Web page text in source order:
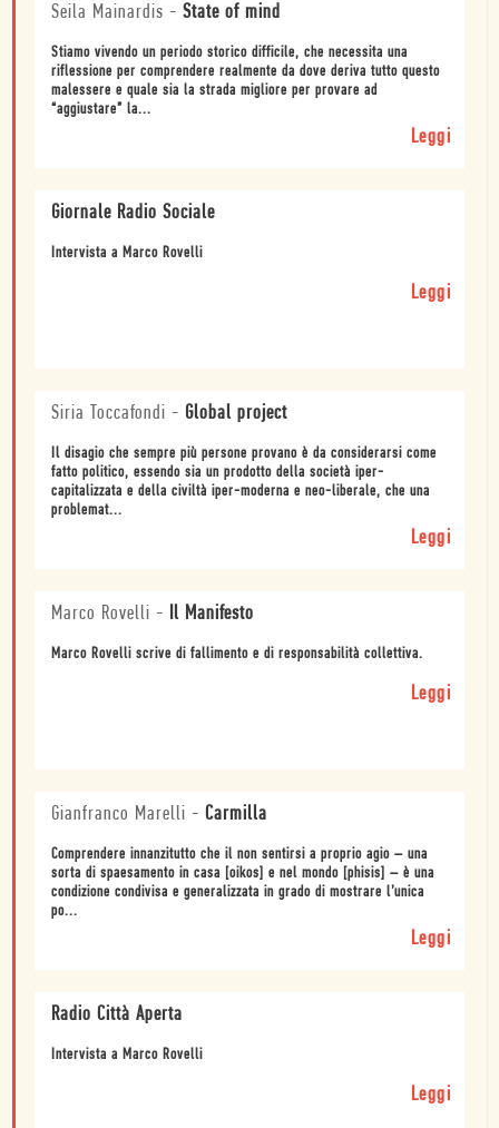
Seila Mainardis - State of mind
Stiamo vivendo un periodo storico difficile, che necessita una
riflessione per comprendere realmente da dove deriva tutto questo
malessere e quale sia la strada migliore per provare ad
“aggiustare” la...
Leggi
Giornale Radio Sociale
Intervista a Marco Rovelli
Leggi
Siria Toccafondi - Global project
Il disagio che sempre più persone provano è da considerarsi come
fatto politico, essendo sia un prodotto della società iper-
capitalizzata e della civiltà iper-moderna e neo-liberale, che una
problemat...
Leggi
Marco Rovelli - Il Manifesto
Marco Rovelli scrive di fallimento e di responsabilità collettiva.
Leggi
Gianfranco Marelli - Carmilla
Comprendere innanzitutto che il non sentirsi a proprio agio – una
sorta di spaesamento in casa [oikos] e nel mondo [phisis] – è una
condizione condivisa e generalizzata in grado di mostrare l’unica
po...
Leggi
Radio Città Aperta
Intervista a Marco Rovelli
Leggi